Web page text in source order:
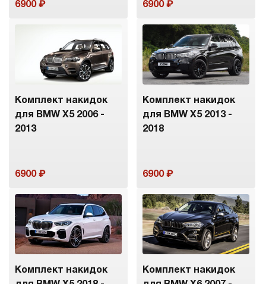
6900 6900
Комплект накидок
для BMW X5 2006 -
2013
6900
Комплект накидок
для BMW X5 2013 -
2018
6900
Комплект накидок
Комплект накидок